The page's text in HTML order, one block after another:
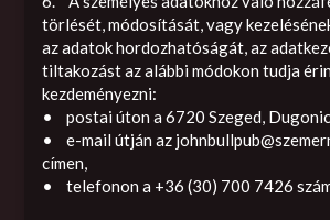
törlését, módosítását, vagy
az adatok hordozhatóságát, az
tiltakozást az alábbi módokon tudja
kezdeményezni:
• postai úton a 6720 Szeged,
• e-mail útján az
címen,
• telefonon a +36 (30) 700 7426